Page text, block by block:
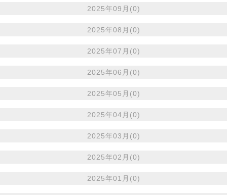
2025年09月(0)
2025年08月(0)
2025年07月(0)
2025年06月(0)
2025年05月(0)
2025年04月(0)
2025年03月(0)
2025年02月(0)
2025年01月(0)